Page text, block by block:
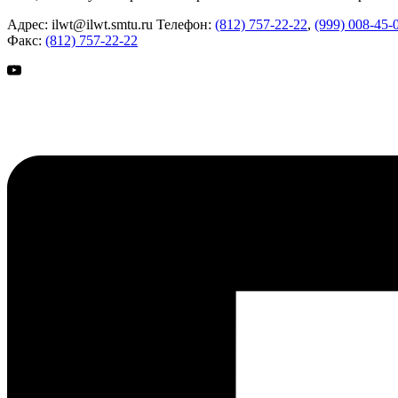
Адрес: ilwt@ilwt.smtu.ru Телефон: (812) 757-22-22, (999) 008-45-
Факс: (812) 757-22-22